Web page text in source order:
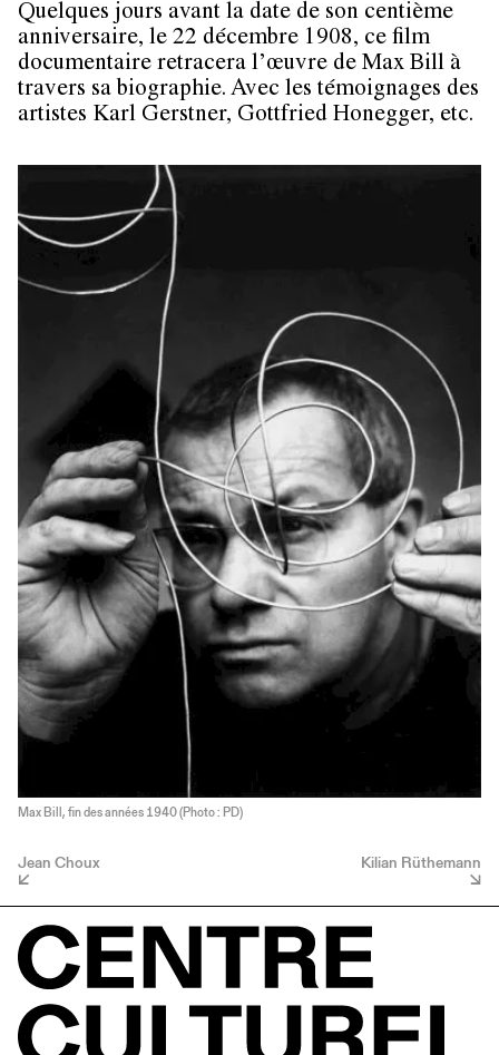
Quelques jours avant la date de son centième
anniversaire, le 22 décembre 1908, ce film
documentaire retracera l’œuvre de Max Bill à
travers sa biographie. Avec les témoignages des
artistes Karl Gerstner, Gottfried Honegger, etc.
Max Bill, fin des années 1940 (Photo : PD)
Jean Choux Kilian Rüthemann